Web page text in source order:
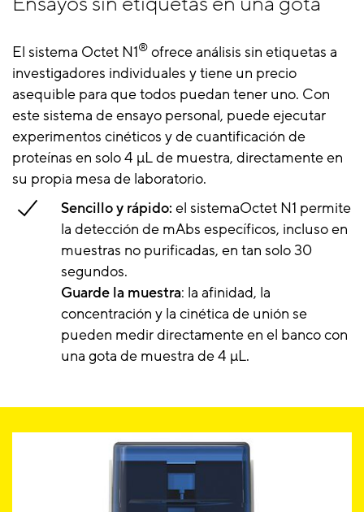
El sistema Octet N1® ofrece análisis sin etiquetas a
investigadores individuales y tiene un precio
asequible para que todos puedan tener uno. Con
este sistema de ensayo personal, puede ejecutar
experimentos cinéticos y de cuantificación de
proteínas en solo 4 µL de muestra, directamente en
su propia mesa de laboratorio.
Sencillo y rápido: el sistemaOctet N1 permite
la detección de mAbs específicos, incluso en
muestras no purificadas, en tan solo 30
segundos.
Guarde la muestra: la afinidad, la
concentración y la cinética de unión se
pueden medir directamente en el banco con
una gota de muestra de 4 µL.